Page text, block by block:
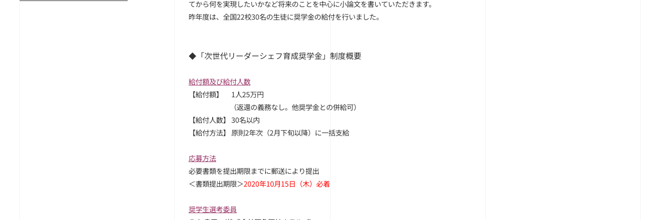
てから何を実現したいかなど将来のことを中心に小論文を書いていただきます。
昨年度は、全国22校30名の生徒に奨学金の給付を行いました。
◆「次世代リーダーシェフ育成奨学金」制度概要
給付額及び給付人数
【給付額】 1人25万円
（返還の義務なし。他奨学金との併給可）
【給付人数】 30名以内
【給付方法】 原則2年次（2月下旬以降）に一括支給
応募方法
必要書類を提出期限までに郵送により提出
＜書類提出期限＞2020年10月15日（木）必着
奨学生選考委員